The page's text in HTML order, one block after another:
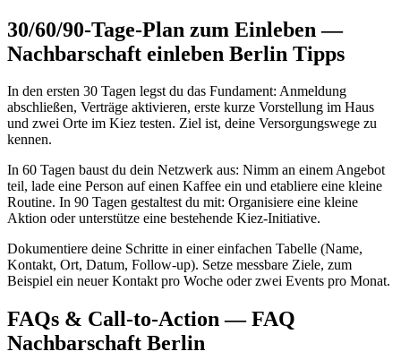
30/60/90‑Tage‑Plan zum Einleben —
Nachbarschaft einleben Berlin Tipps
In den ersten 30 Tagen legst du das Fundament: Anmeldung
abschließen, Verträge aktivieren, erste kurze Vorstellung im Haus
und zwei Orte im Kiez testen. Ziel ist, deine Versorgungswege zu
kennen.
In 60 Tagen baust du dein Netzwerk aus: Nimm an einem Angebot
teil, lade eine Person auf einen Kaffee ein und etabliere eine kleine
Routine. In 90 Tagen gestaltest du mit: Organisiere eine kleine
Aktion oder unterstütze eine bestehende Kiez‑Initiative.
Dokumentiere deine Schritte in einer einfachen Tabelle (Name,
Kontakt, Ort, Datum, Follow‑up). Setze messbare Ziele, zum
Beispiel ein neuer Kontakt pro Woche oder zwei Events pro Monat.
FAQs & Call‑to‑Action — FAQ
Nachbarschaft Berlin